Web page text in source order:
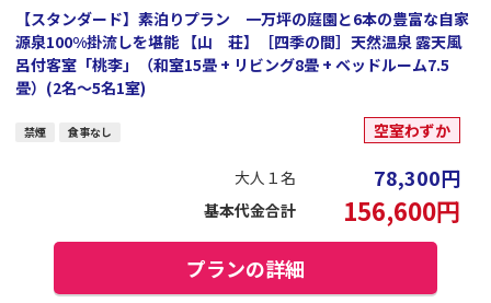
【スタンダード】素泊りプラン 一万坪の庭園と6本の豊富な自家
源泉100%掛流しを堪能 【山 荘】［四季の間］天然温泉 露天風
呂付客室「桃李」（和室15畳 + リビング8畳 + ベッドルーム7.5
畳）(2名～5名1室)
禁煙 食事なし 空室わずか
大人１名 78,300円
基本代金合計 156,600円
プランの詳細